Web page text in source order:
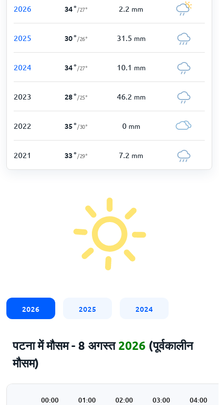
2026 34° /27° 2.2 mm
2025 30° /26° 31.5 mm
2024 34° /27° 10.1 mm
2023 28° /25° 46.2 mm
2022 35° /30° 0 mm
2021 33° /29° 7.2 mm
2026 2025 2024
पटना में मौसम - 8 अगस्त2026 (पूर्वकालीन
मौसम)
00:00 01:00 02:00 03:00 04:00